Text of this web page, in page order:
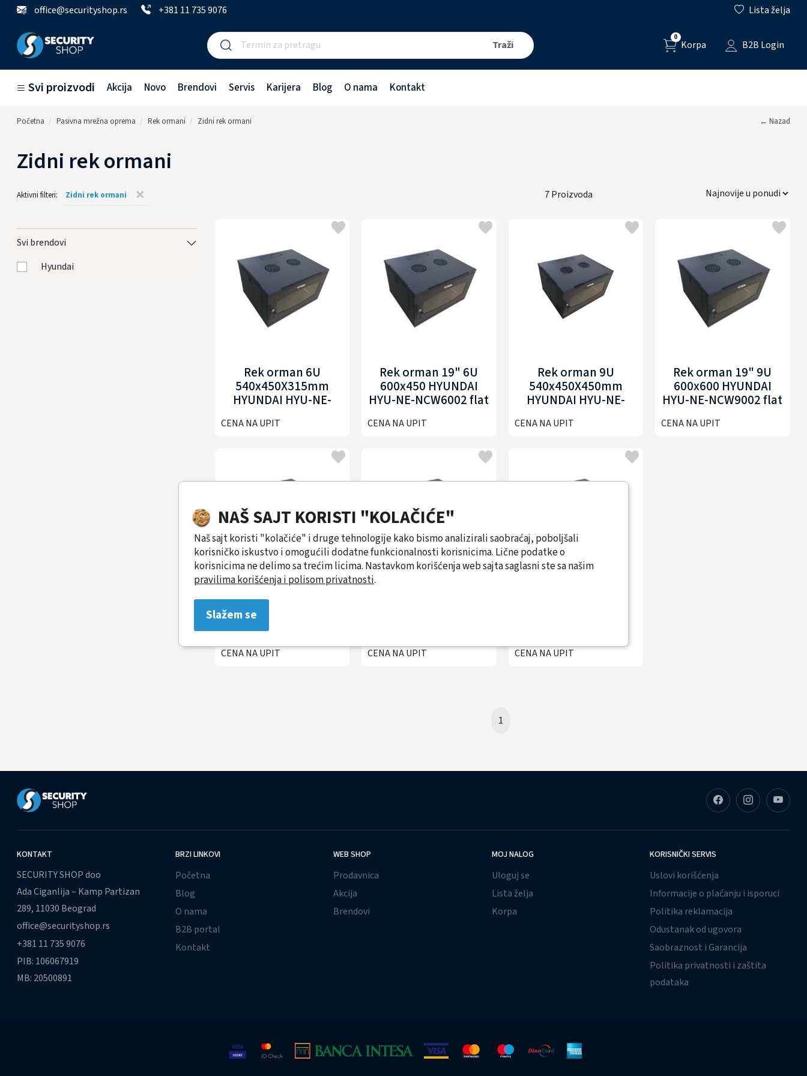
office@securityshop.rs +381 11 735 9076 Lista želja
0
Korpa B2B Login
Svi proizvodi Akcija Novo Brendovi Servis Karijera Blog O nama Kontakt
Početna Pasivna mrežna oprema Rek ormani Zidni rek ormani ← Nazad
Zidni rek ormani
Aktivni filteri: ×
Zidni rek ormani 7
Svi brendovi
Hyundai
Rek orman 6U
540x450X315mm
HYUNDAI HYU-NE-
CENA NA UPIT
Rek orman 19" 6U
600x450 HYUNDAI
HYU-NE-NCW6002 flat
CENA NA UPIT
Rek orman 9U
540x450X450mm
HYUNDAI HYU-NE-
CENA NA UPIT
Rek orman 19" 9U
600x600 HYUNDAI
HYU-NE-NCW9002 flat
CENA NA UPIT
Rek orman 19" 9U
600x450 HYUNDAI
HYU-NE-NCW9003 flat
pack
CENA NA UPIT
NCW12001
CENA NA UPIT
flat pack
CENA NA UPIT
1
KONTAKT
SECURITY SHOP doo
Ada Ciganlija – Kamp Partizan
289, 11030 Beograd
office@securityshop.rs
+381 11 735 9076
PIB: 106067919
MB: 20500891
BRZI LINKOVI
Početna
Blog
O nama
B2B portal
Kontakt
WEB SHOP
Prodavnica
Akcija
Brendovi
MOJ NALOG
Uloguj se
Lista želja
Korpa
KORISNIČKI SERVIS
Uslovi korišćenja
Informacije o plaćanju i isporuci
Politika reklamacija
Odustanak od ugovora
Saobraznost i Garancija
Politika privatnosti i zaštita
podataka
NAŠ SAJT KORISTI "KOLAČIĆE"
Naš sajt koristi "kolačiće" i druge tehnologije kako bismo analizirali saobraćaj, poboljšali
korisničko iskustvo i omogućili dodatne funkcionalnosti korisnicima. Lične podatke o
korisnicima ne delimo sa trećim licima. Nastavkom korišćenja web sajta saglasni ste sa našim
pravilima korišćenja i polisom privatnosti.
Slažem se